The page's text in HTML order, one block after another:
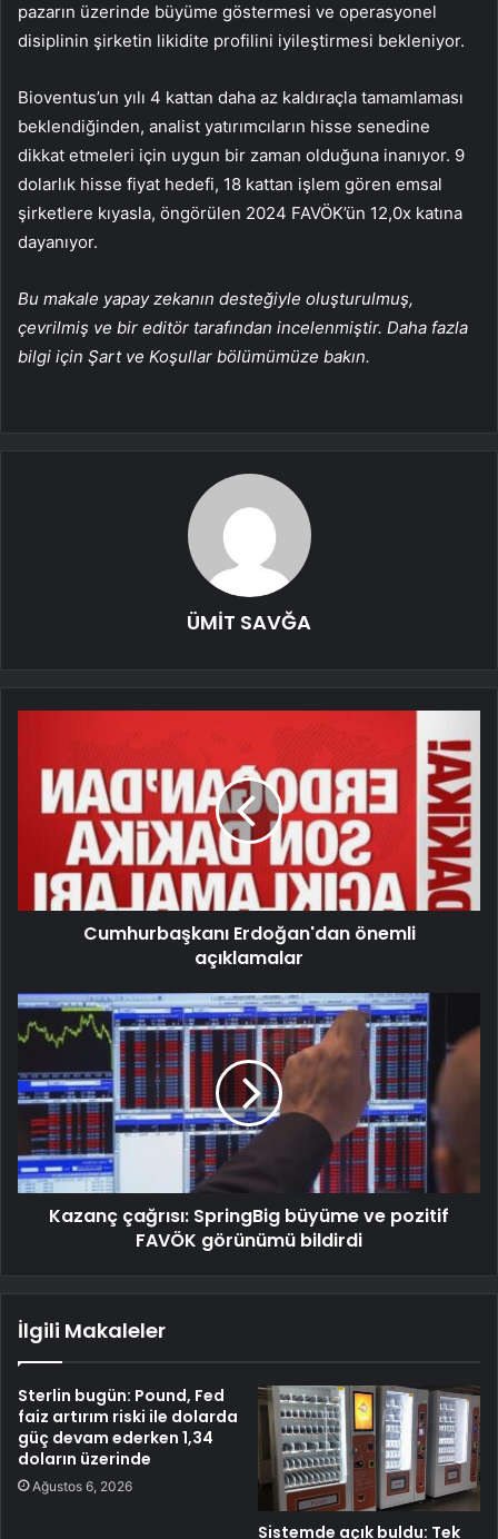
pazarın üzerinde büyüme göstermesi ve operasyonel
disiplinin şirketin likidite profilini iyileştirmesi bekleniyor.
Bioventus’un yılı 4 kattan daha az kaldıraçla tamamlaması
beklendiğinden, analist yatırımcıların hisse senedine
dikkat etmeleri için uygun bir zaman olduğuna inanıyor. 9
dolarlık hisse fiyat hedefi, 18 kattan işlem gören emsal
şirketlere kıyasla, öngörülen 2024 FAVÖK’ün 12,0x katına
dayanıyor.
Bu makale yapay zekanın desteğiyle oluşturulmuş,
çevrilmiş ve bir editör tarafından incelenmiştir. Daha fazla
bilgi için Şart ve Koşullar bölümümüze bakın.
ÜMİT SAVĞA
Cumhurbaşkanı Erdoğan'dan önemli
açıklamalar
Kazanç çağrısı: SpringBig büyüme ve pozitif
FAVÖK görünümü bildirdi
İlgili Makaleler
Sterlin bugün: Pound, Fed
faiz artırım riski ile dolarda
güç devam ederken 1,34
doların üzerinde
Ağustos 6, 2026
Sistemde açık buldu: Tek